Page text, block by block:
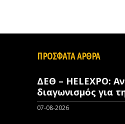
ΠΡΟΣΦΑΤΑ ΑΡΘΡΑ
ΔΕΘ – HELEXPO:
διαγωνισμός για
07-08-2026